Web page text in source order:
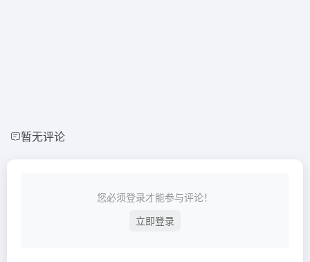
暂无评论
您必须登录才能参与评论！
立即登录